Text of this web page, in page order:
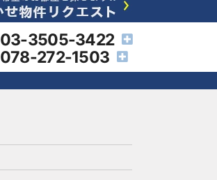
03-3505-3422
078-272-1503